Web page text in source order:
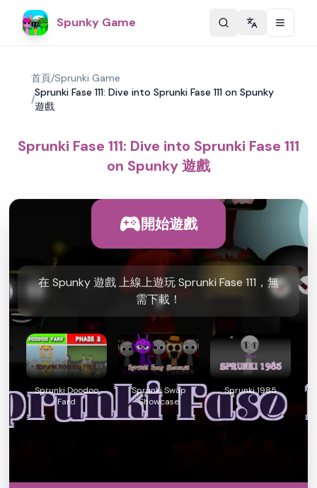
Spunky Game Change
首頁/Sprunki Game
/
Sprunki Fase 111: Dive into Sprunki Fase 111 on Spunky
遊戲
Sprunki Fase 111: Dive into Sprunki Fase 111
on Spunky 遊戲
開始遊戲
在 Spunky 遊戲 上線上遊玩 Sprunki Fase 111，無
需下載！
Sprunki Doodoo
Fard
Sprunki Swap
Showcase
Sprunki 1985